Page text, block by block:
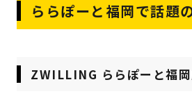
ららぽーと福岡で話題
ZWILLING ららぽーと福